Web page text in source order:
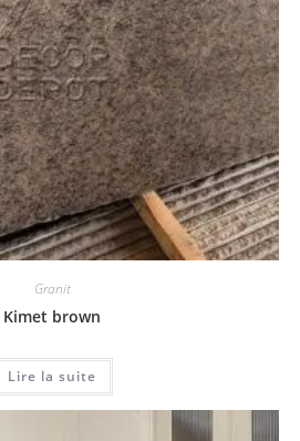
Granit
Kimet brown
Lire la suite